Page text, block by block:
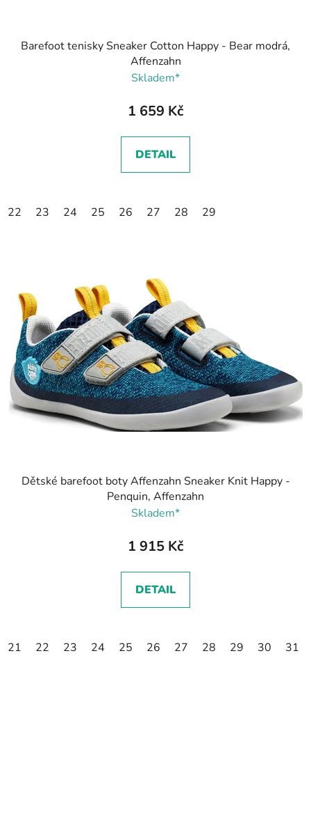
Barefoot tenisky Sneaker Cotton Happy - Bear modrá,
Affenzahn
Skladem*
1 659 Kč
DETAIL
22 23 24 25 26 27 28 29
Dětské barefoot boty Affenzahn Sneaker Knit Happy -
Penquin, Affenzahn
Skladem*
1 915 Kč
DETAIL
21 22 23 24 25 26 27 28 29 30 31